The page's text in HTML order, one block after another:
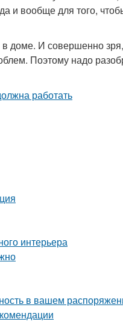
и вообще для того,
доме. И совершенно
Поэтому надо
интерьера
в вашем